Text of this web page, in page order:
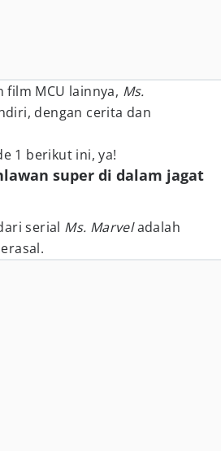
film MCU lainnya, Ms.
dengan cerita dan
1 berikut ini, ya!
super di dalam jagat
serial Ms. Marveladalah